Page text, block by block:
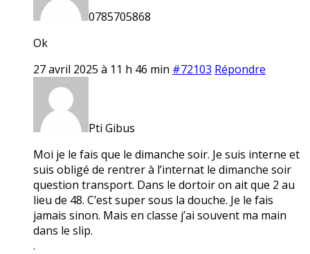
0785705868
Ok
27 avril 2025 à 11 h 46 min #72103 Répondre
Pti Gibus
Moi je le fais que le dimanche soir. Je suis interne et
suis obligé de rentrer à l’internat le dimanche soir
question transport. Dans le dortoir on ait que 2 au
lieu de 48. C’est super sous la douche. Je le fais
jamais sinon. Mais en classe j’ai souvent ma main
dans le slip.
.